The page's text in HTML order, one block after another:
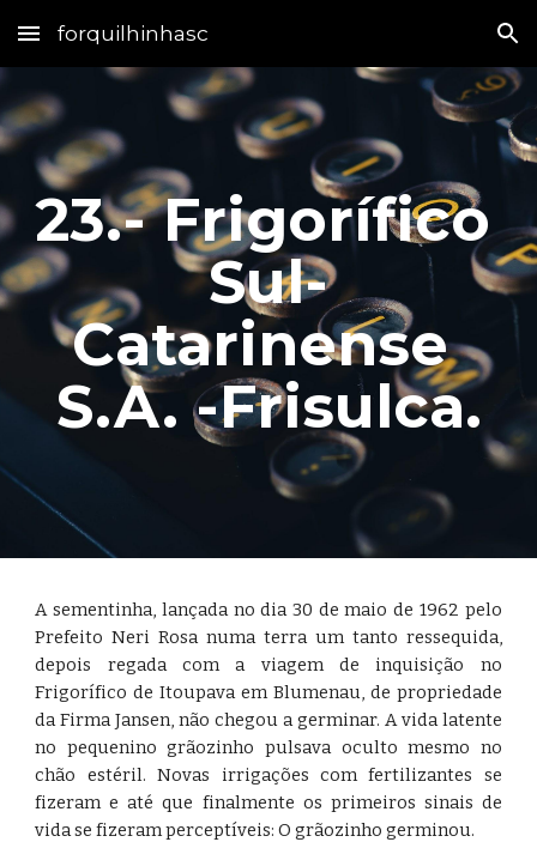
Skip to main content Skip to navigation
forquilhinhasc
23.- Frigorífico
Sul-
Catarinense
S.A. -Frisulca.
A sementinha, lançada no dia 30 de maio de 1962 pelo
Prefeito Neri Rosa numa terra um tanto ressequida,
depois regada com a viagem de inquisição no
Frigorífico de Itoupava em Blumenau, de propriedade
da Firma Jansen, não chegou a germinar. A vida latente
no pequenino grãozinho pulsava oculto mesmo no
chão estéril. Novas irrigações com fertilizantes se
fizeram e até que finalmente os primeiros sinais de
vida se fizeram perceptíveis: O grãozinho germinou.